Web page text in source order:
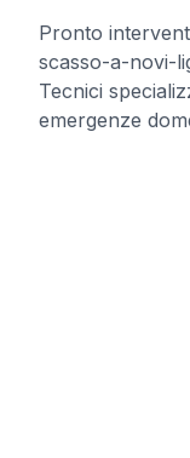
Pronto
scasso-a-novi-
Tecnici
emergenze